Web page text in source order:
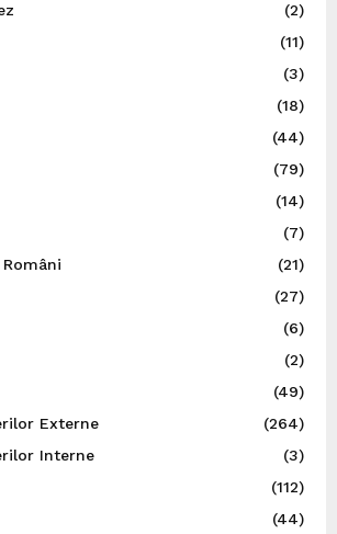
(2)
(11)
(3)
(18)
(44)
(79)
(14)
(7)
(21)
(27)
(6)
(2)
(49)
Externe
(264)
Interne
(3)
(112)
(44)